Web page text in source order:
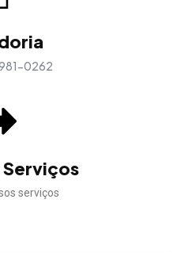
0262
serviços